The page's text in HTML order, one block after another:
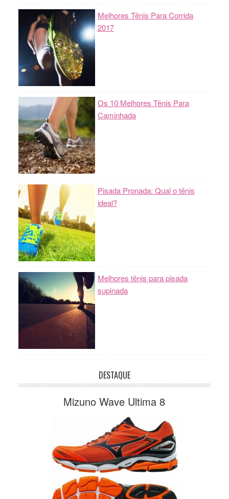
Melhores Tênis Para Corrida
2017
Os 10 Melhores Tênis Para
Caminhada
Pisada Pronada: Qual o tênis
ideal?
Melhores tênis para pisada
supinada
DESTAQUE
Mizuno Wave Ultima 8